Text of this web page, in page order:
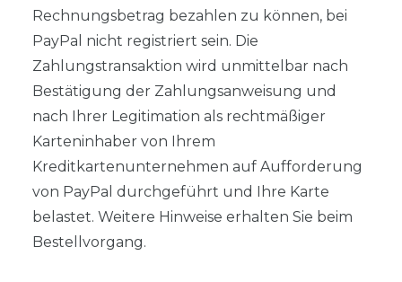
Rechnungsbetrag bezahlen zu können, bei
PayPal nicht registriert sein. Die
Zahlungstransaktion wird unmittelbar nach
Bestätigung der Zahlungsanweisung und
nach Ihrer Legitimation als rechtmäßiger
Karteninhaber von Ihrem
Kreditkartenunternehmen auf Aufforderung
von PayPal durchgeführt und Ihre Karte
belastet. Weitere Hinweise erhalten Sie beim
Bestellvorgang.